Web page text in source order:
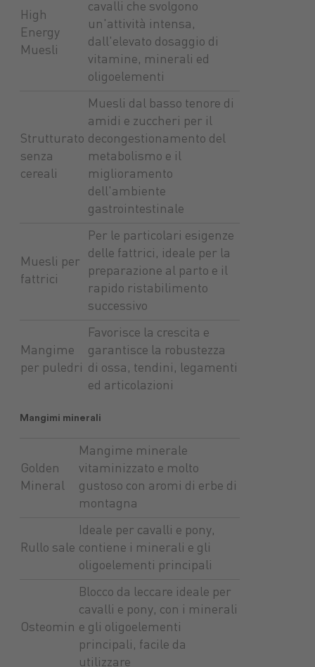
High
Energy
Muesli
cavalli che svolgono
un'attività intensa,
dall'elevato dosaggio di
vitamine, minerali ed
oligoelementi
Strutturato
senza
cereali
Muesli dal basso tenore di
amidi e zuccheri per il
decongestionamento del
metabolismo e il
miglioramento
dell'ambiente
gastrointestinale
Muesli per
fattrici
Per le particolari esigenze
delle fattrici, ideale per la
preparazione al parto e il
rapido ristabilimento
successivo
Mangime
per puledri
Favorisce la crescita e
garantisce la robustezza
di ossa, tendini, legamenti
ed articolazioni
Mangimi minerali
Golden
Mineral
Mangime minerale
vitaminizzato e molto
gustoso con aromi di erbe di
montagna
Rullo sale
Ideale per cavalli e pony,
contiene i minerali e gli
oligoelementi principali
Osteomin
Blocco da leccare ideale per
cavalli e pony, con i minerali
e gli oligoelementi
principali, facile da
utilizzare